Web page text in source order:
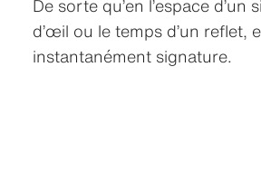
De sorte qu’en l’espace d’un
d’œil ou le temps d’un reflet,
instantanément signature.